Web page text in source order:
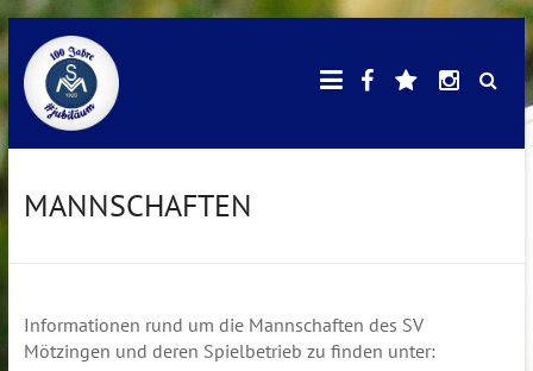
Skip
to
content
SV
Mötzingen
MANNSCHAFTEN
Informationen rund um die Mannschaften des SV
Mötzingen und deren Spielbetrieb zu finden unter: